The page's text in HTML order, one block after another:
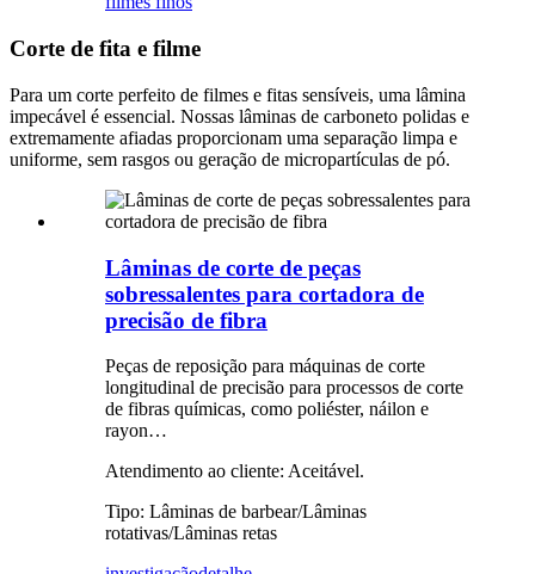
Corte de fita e filme
Para um corte perfeito de filmes e fitas sensíveis, uma lâmina
impecável é essencial. Nossas lâminas de carboneto polidas e
extremamente afiadas proporcionam uma separação limpa e
uniforme, sem rasgos ou geração de micropartículas de pó.
Lâminas de corte de peças
sobressalentes para cortadora de
precisão de fibra
Peças de reposição para máquinas de corte
longitudinal de precisão para processos de corte
de fibras químicas, como poliéster, náilon e
rayon…
Atendimento ao cliente: Aceitável.
Tipo: Lâminas de barbear/Lâminas
rotativas/Lâminas retas